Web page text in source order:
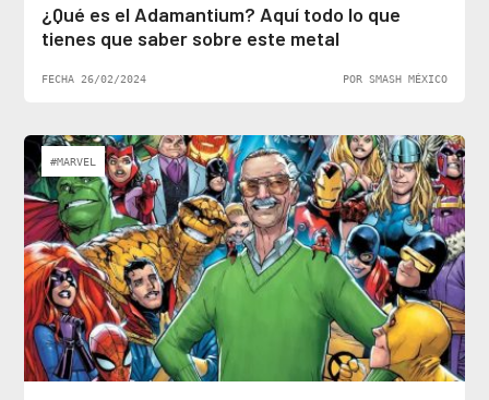
¿Qué es el Adamantium? Aquí todo lo que
tienes que saber sobre este metal
FECHA 26/02/2024 POR SMASH MÉXICO
#MARVEL